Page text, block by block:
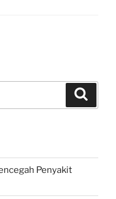
Penyakit